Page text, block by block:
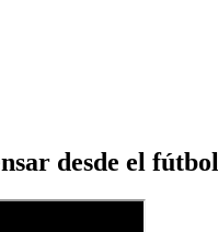
desde el fútbol